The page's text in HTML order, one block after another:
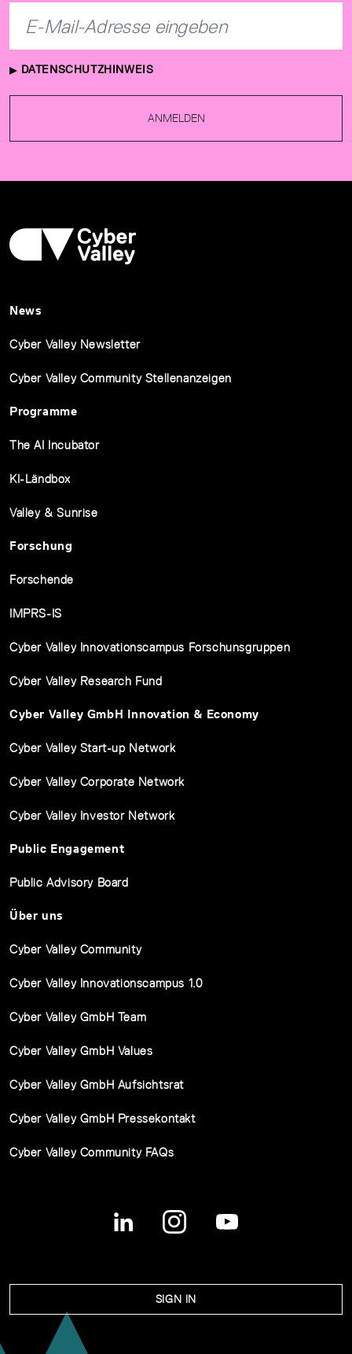
DATENSCHUTZHINWEIS
ANMELDEN
News
Cyber Valley Newsletter
Cyber Valley Community Stellenanzeigen
Programme
The AI Incubator
KI-Ländbox
Valley & Sunrise
Forschung
Forschende
IMPRS-IS
Cyber Valley Innovationscampus Forschunsgruppen
Cyber Valley Research Fund
Cyber Valley GmbH Innovation & Economy
Cyber Valley Start-up Network
Cyber Valley Corporate Network
Cyber Valley Investor Network
Public Engagement
Public Advisory Board
Über uns
Cyber Valley Community
Cyber Valley Innovationscampus 1.0
Cyber Valley GmbH Team
Cyber Valley GmbH Values
Cyber Valley GmbH Aufsichtsrat
Cyber Valley GmbH Pressekontakt
Cyber Valley Community FAQs
SIGN IN